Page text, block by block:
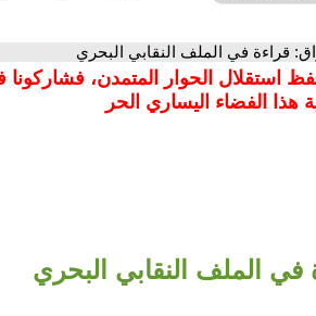
قراءة في الملف النقابي البحري
استقلال الحوار المتمدن،
هذا الفضاء اليساري الحر
في الملف النقابي البحري